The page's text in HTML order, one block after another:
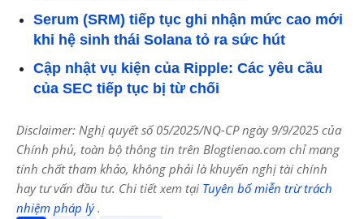
Serum (SRM) tiếp tục ghi nhận mức cao mới
khi hệ sinh thái Solana tỏ ra sức hút
Cập nhật vụ kiện của Ripple: Các yêu cầu
của SEC tiếp tục bị từ chối
Disclaimer: Nghị quyết số 05/2025/NQ-CP ngày 9/9/2025 của
Chính phủ, toàn bộ thông tin trên Blogtienao.com chỉ mang
tính chất tham khảo, không phải là khuyến nghị tài chính
hay tư vấn đầu tư. Chi tiết xem tại Tuyên bố miễn trừ trách
nhiệm pháp lý.